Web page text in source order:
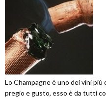
Lo Champagne è uno dei vini
pregio e gusto, esso è da tutti